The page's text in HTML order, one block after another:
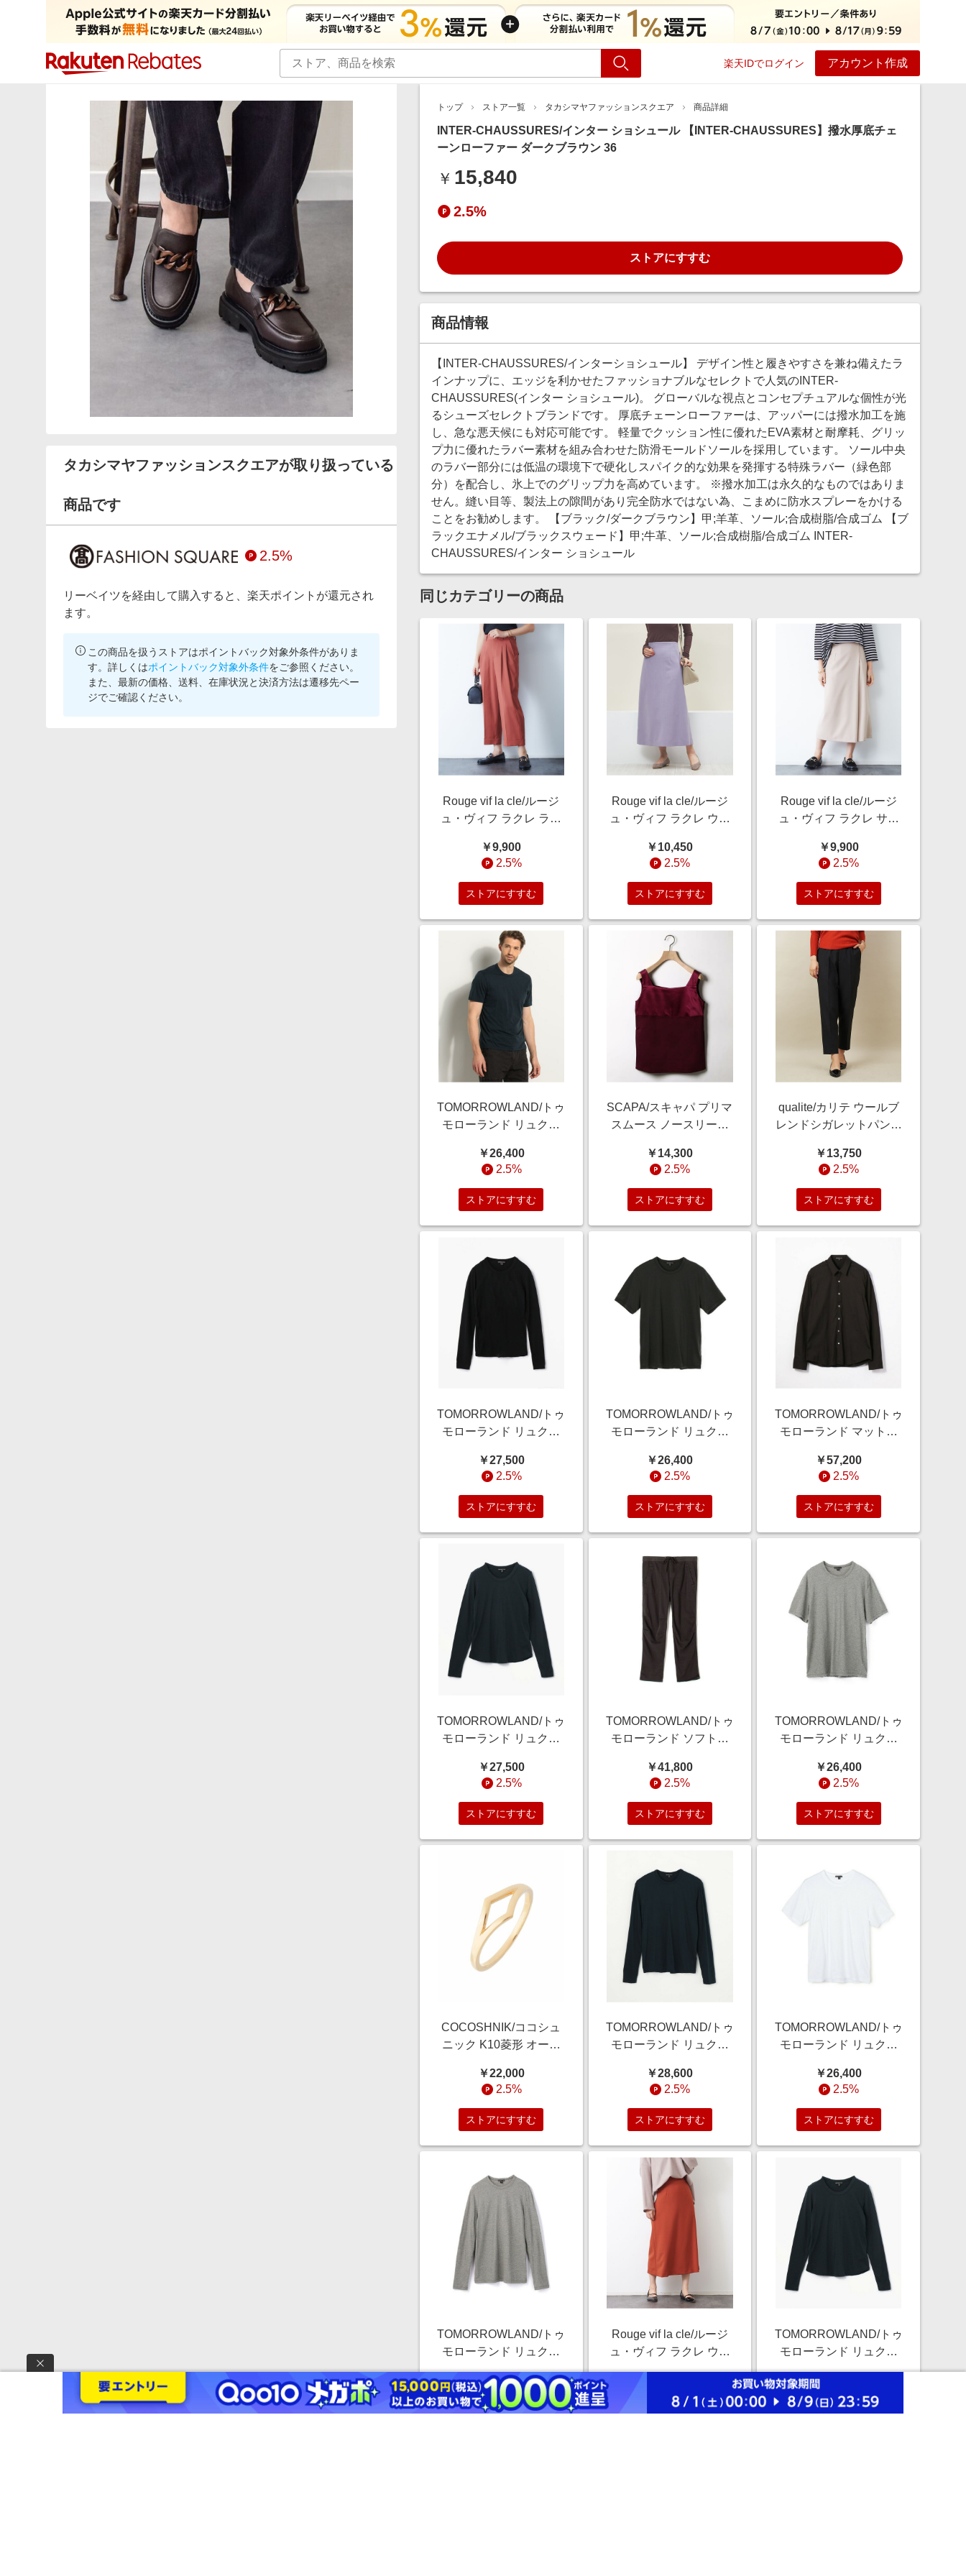
楽天IDでログイン アカウント作成
タカシマヤファッションスクエアが取り扱っている
商品です
2.5%
リーベイツを経由して購入すると、楽天ポイントが還元され
ます。
この商品を扱うストアはポイントバック対象外条件がありま
す。詳しくはポイントバック対象外条件をご参照ください。
また、最新の価格、送料、在庫状況と決済方法は遷移先ペー
ジでご確認ください。
トップ ストア一覧 タカシマヤファッションスクエア 商品詳細
INTER-CHAUSSURES/インター ショシュール 【INTER-CHAUSSURES】撥水厚底チェ
ーンローファー ダークブラウン 36
￥ 15,840
2.5%
ストアにすすむ
商品情報
【INTER-CHAUSSURES/インターショシュール】 デザイン性と履きやすさを兼ね備えたラ
インナップに、エッジを利かせたファッショナブルなセレクトで人気のINTER-
CHAUSSURES(インター ショシュール)。 グローバルな視点とコンセプチュアルな個性が光
るシューズセレクトブランドです。 厚底チェーンローファーは、アッパーには撥水加工を施
し、急な悪天候にも対応可能です。 軽量でクッション性に優れたEVA素材と耐摩耗、グリッ
プ力に優れたラバー素材を組み合わせた防滑モールドソールを採用しています。 ソール中央
のラバー部分には低温の環境下で硬化しスパイク的な効果を発揮する特殊ラバー（緑色部
分）を配合し、氷上でのグリップ力を高めています。 ※撥水加工は永久的なものではありま
せん。縫い目等、製法上の隙間があり完全防水ではない為、こまめに防水スプレーをかける
ことをお勧めします。 【ブラック/ダークブラウン】甲;羊革、ソール;合成樹脂/合成ゴム 【ブ
ラックエナメル/ブラックスウェード】甲;牛革、ソール;合成樹脂/合成ゴム INTER-
CHAUSSURES/インター ショシュール
同じカテゴリーの商品
Rouge vif la cle/ルージ
ュ・ヴィフ ラクレ ラチ
ッタ 36
￥9,900
2.5%
ストアにすすむ
Rouge vif la cle/ルージ
ュ・ヴィフ ラクレ ウー
ラベンダー 34
￥10,450
2.5%
ストアにすすむ
Rouge vif la cle/ルージ
ュ・ヴィフ ラクレ サキ
ト ベージュ 34
￥9,900
2.5%
ストアにすすむ
TOMORROWLAND/トゥ
モローランド リュクス
Tシャツ MELJ3199 68
ネイビー系 0(S)
￥26,400
2.5%
ストアにすすむ
SCAPA/スキャパ プリマ
スムース ノースリーブ
￥14,300
2.5%
ストアにすすむ
qualite/カリテ ウールブ
レンドシガレットパンツ
￥13,750
2.5%
ストアにすすむ
TOMORROWLAND/トゥ
モローランド リュクス
クプルオーバー
WELJ3296 19 ブラック
1(M)
￥27,500
2.5%
ストアにすすむ
TOMORROWLAND/トゥ
モローランド リュクス
Tシャツ MELJ3199 18
チャコールグレー 0(S)
￥26,400
2.5%
ストアにすすむ
TOMORROWLAND/トゥ
モローランド マットス
ツ MCJ3802 19 ブラッ
ク 2(L)
￥57,200
2.5%
ストアにすすむ
TOMORROWLAND/トゥ
モローランド リュクス
クプルオーバー
WELJ3296 68 ネイビー
系 2(L)
￥27,500
2.5%
ストアにすすむ
TOMORROWLAND/トゥ
モローランド ソフトド
18 チャコールグレー
3(LL)
￥41,800
2.5%
ストアにすすむ
TOMORROWLAND/トゥ
モローランド リュクス
Tシャツ MELJ3199 14
グレー 0(S)
￥26,400
2.5%
ストアにすすむ
COCOSHNIK/ココシュ
ニック K10菱形 オープ
ルド(100) 10
￥22,000
2.5%
ストアにすすむ
TOMORROWLAND/トゥ
モローランド リュクス
プルオーバー MELJ3246
68 ダークブルー 2(L)
￥28,600
2.5%
ストアにすすむ
TOMORROWLAND/トゥ
モローランド リュクス
Tシャツ MELJ3199 11
ホワイト 1(M)
￥26,400
2.5%
ストアにすすむ
TOMORROWLAND/トゥ
モローランド リュクス
ジャージークルーネック
プルオーバー MELJ3246
14 グレー 1(M)
￥28,600
2.5%
Rouge vif la cle/ルージ
ュ・ヴィフ ラクレ ウー
ル混セミフレアスカート
2.5%
TOMORROWLAND/トゥ
モローランド リュクス
ジャージー クルーネッ
クプルオーバー
WELJ3296 68 ネイビー
￥27,500
2.5%